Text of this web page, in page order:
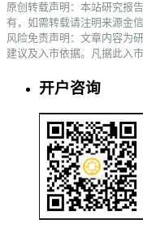
原创转载声明：本站研究报
有，如需转载请注明来源金信
风险免责声明：文章内容为
建议及入市依据。凡据此入
开户咨询